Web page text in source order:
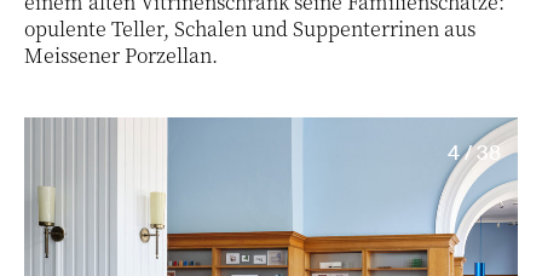
opulente Teller, Schalen und Suppenterrinen aus
Meissener Porzellan.
4 / 38